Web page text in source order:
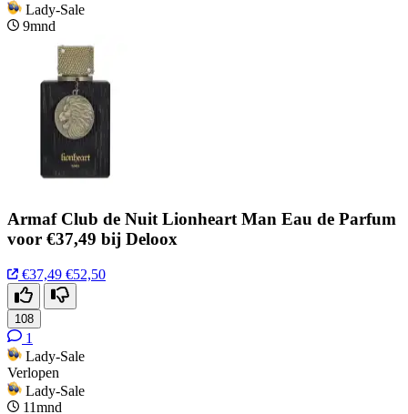
Lady-Sale
9mnd
Armaf Club de Nuit Lionheart Man Eau de Parfum
voor €37,49 bij Deloox
€37,49 €52,50
108
1
Lady-Sale
Verlopen
Lady-Sale
11mnd